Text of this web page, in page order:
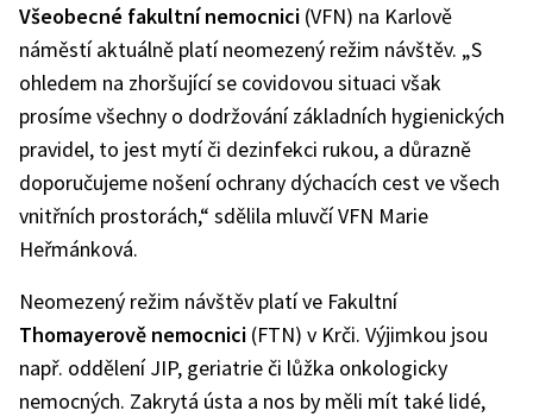
Všeobecné fakultní nemocnici (VFN) na Karlově
náměstí aktuálně platí neomezený režim návštěv. „S
ohledem na zhoršující se covidovou situaci však
prosíme všechny o dodržování základních hygienických
pravidel, to jest mytí či dezinfekci rukou, a důrazně
doporučujeme nošení ochrany dýchacích cest ve všech
vnitřních prostorách,“ sdělila mluvčí VFN Marie
Heřmánková.
Neomezený režim návštěv platí ve Fakultní
Thomayerově nemocnici (FTN) v Krči. Výjimkou jsou
např. oddělení JIP, geriatrie či lůžka onkologicky
nemocných. Zakrytá ústa a nos by měli mít také lidé,